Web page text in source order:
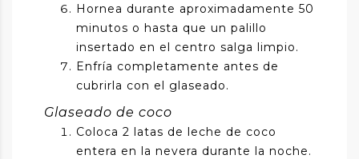
Hornea durante aproximadamente 50
minutos o hasta que un palillo
insertado en el centro salga limpio.
Enfría completamente antes de
cubrirla con el glaseado.
Glaseado de coco
Coloca 2 latas de leche de coco
entera en la nevera durante la noche.